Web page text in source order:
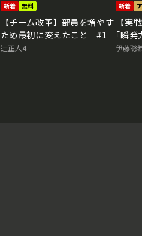
新着 無料
【チーム改革】部員を増やす
ため最初に変えたこと #1
辻正人4
新着
【実
｢瞬
伊藤聡